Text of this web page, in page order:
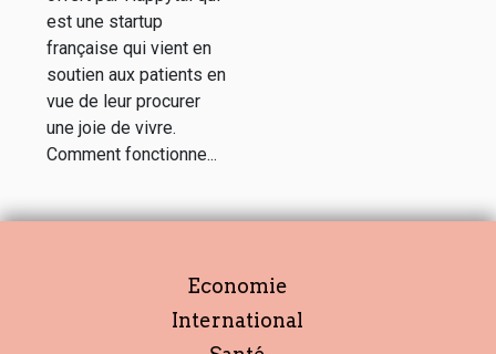
est une startup
française qui vient en
soutien aux patients en
vue de leur procurer
une joie de vivre.
Comment fonctionne...
Economie
International